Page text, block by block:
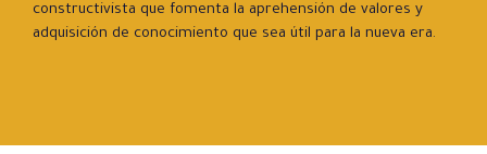
constructivista que fomenta la aprehensión de valores y
adquisición de conocimiento que sea útil para la nueva era.